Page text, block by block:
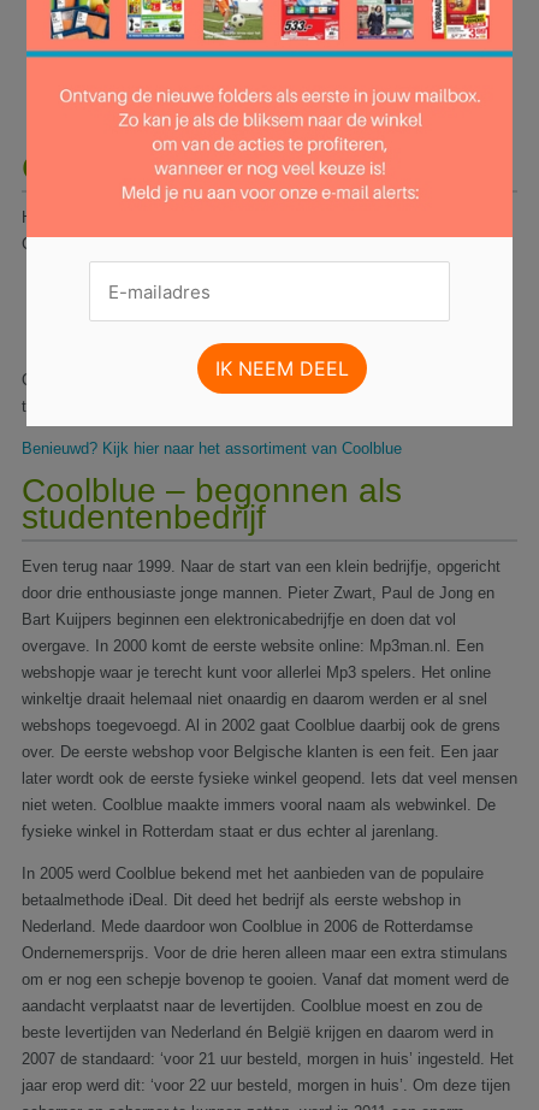
Coolblue archieven
Coolblue – het assortiment
Het assortiment van Coolblue is haast oneindig. Wat je ook zoekt, bij
Coolblue ben je zeker van drie dingen:
Je gaat het product zeker
Je gaat het productvindenvoor een goede prijs
Het product wordt razendsnel thuisbezorgd.
Of je nu op zoek bent naar elektronica, huishoudelijke artikelen of
tuingereedschap, je bent bij Coolblue aan het juiste adres.
Benieuwd? Kijk hier naar het assortiment van Coolblue
Coolblue – begonnen als
studentenbedrijf
Even terug naar 1999. Naar de start van een klein bedrijfje, opgericht
door drie enthousiaste jonge mannen. Pieter Zwart, Paul de Jong en
Bart Kuijpers beginnen een elektronicabedrijfje en doen dat vol
overgave. In 2000 komt de eerste website online: Mp3man.nl. Een
webshopje waar je terecht kunt voor allerlei Mp3 spelers. Het online
winkeltje draait helemaal niet onaardig en daarom werden er al snel
webshops toegevoegd. Al in 2002 gaat Coolblue daarbij ook de grens
over. De eerste webshop voor Belgische klanten is een feit. Een jaar
later wordt ook de eerste fysieke winkel geopend. Iets dat veel mensen
niet weten. Coolblue maakte immers vooral naam als webwinkel. De
fysieke winkel in Rotterdam staat er dus echter al jarenlang.
In 2005 werd Coolblue bekend met het aanbieden van de populaire
betaalmethode iDeal. Dit deed het bedrijf als eerste webshop in
Nederland. Mede daardoor won Coolblue in 2006 de Rotterdamse
Ondernemersprijs. Voor de drie heren alleen maar een extra stimulans
om er nog een schepje bovenop te gooien. Vanaf dat moment werd de
aandacht verplaatst naar de levertijden. Coolblue moest en zou de
beste levertijden van Nederland én België krijgen en daarom werd in
2007 de standaard: ‘voor 21 uur besteld, morgen in huis’ ingesteld. Het
jaar erop werd dit: ‘voor 22 uur besteld, morgen in huis’. Om deze tijen